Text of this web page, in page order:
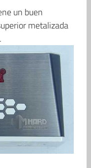
un buen
metalizada